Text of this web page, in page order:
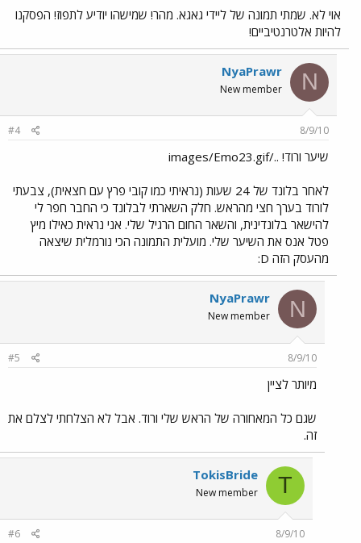
אוי לא. שמתי תמונה של ליידי גאגא. מהר! שמישהו יודיע לתפוז! הפסקנו
להיות אלטרנטיביים!
N
NyaPrawr
New member
8/9/10
#4
שיער ורוד! ../images/Emo23.gif
לאחר בלונד של 24 שעות (נראיתי כמו קובי פרץ עם חצאית), צבעתי
לורוד בערך חצי מהראש. חלק השארתי לבלונד כי החבר חפר לי
להישאר בלונדינית, והשאר החום הרגיל שלי. אני נראית כאילו מיץ
פטל אנס את השיער שלי. מועלית התמונה הכי נורמלית שיצאה
מהעסק הזה D:
N
NyaPrawr
New member
8/9/10
#5
מיותר לציין
שגם כל המאחורה של הראש שלי ורוד. אבל לא הצלחתי לצלם את
זה.
T
TokisBride
New member
8/9/10
#6